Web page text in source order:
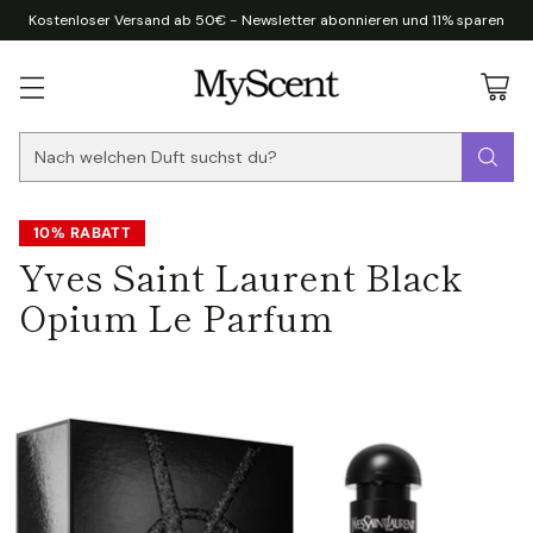
Nach welchen Duft suchst du?
Kostenloser Versand ab 50€ - Newsletter abonnieren und 11% sparen
10% RABATT
Yves Saint Laurent Black
Opium Le Parfum